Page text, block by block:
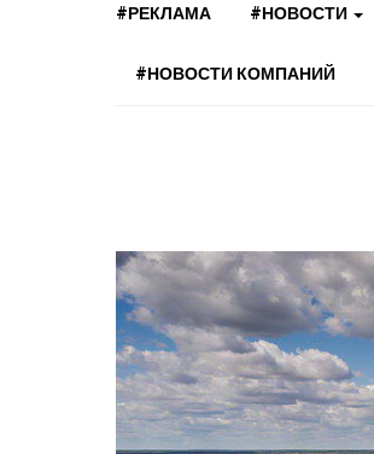
#РЕКЛАМА #НОВОСТИ
#НОВОСТИ КОМПАНИЙ